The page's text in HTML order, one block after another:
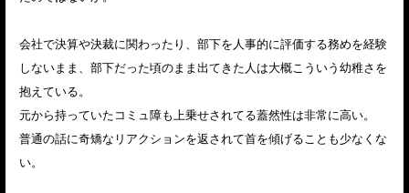
会社で決算や決裁に関わったり、部下を人事的に評価する務めを経験
しないまま、部下だった頃のまま出てきた人は大概こういう幼稚さを
抱えている。
元から持っていたコミュ障も上乗せされてる蓋然性は非常に高い。
普通の話に奇矯なリアクションを返されて首を傾げることも少なくな
い。